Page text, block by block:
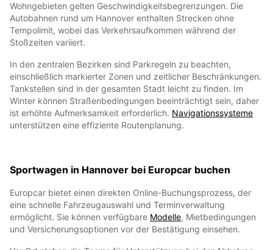
Wohngebieten gelten Geschwindigkeitsbegrenzungen. Die
Autobahnen rund um Hannover enthalten Strecken ohne
Tempolimit, wobei das Verkehrsaufkommen während der
Stoßzeiten variiert.
In den zentralen Bezirken sind Parkregeln zu beachten,
einschließlich markierter Zonen und zeitlicher Beschränkungen.
Tankstellen sind in der gesamten Stadt leicht zu finden. Im
Winter können Straßenbedingungen beeinträchtigt sein, daher
ist erhöhte Aufmerksamkeit erforderlich. Navigationssysteme
unterstützen eine effiziente Routenplanung.
Sportwagen in Hannover bei Europcar buchen
Europcar bietet einen direkten Online-Buchungsprozess, der
eine schnelle Fahrzeugauswahl und Terminverwaltung
ermöglicht. Sie können verfügbare Modelle, Mietbedingungen
und Versicherungsoptionen vor der Bestätigung einsehen.